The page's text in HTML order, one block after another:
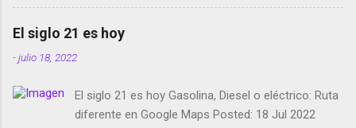
Dictados en Android El tamaño y su importancia...
El siglo 21 es hoy
-julio 18, 2022
El siglo 21 es hoy Gasolina, Diesel o eléctrico: Ruta
diferente en Google Maps Posted: 18 Jul 2022